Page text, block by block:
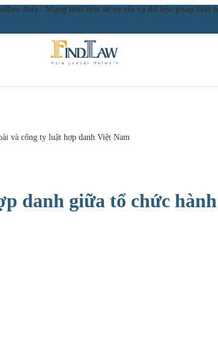
Asia - Mạng lưới luật sư uy tín và dữ liệu pháp
và công ty luật hợp danh Việt Nam
danh giữa tổ chức